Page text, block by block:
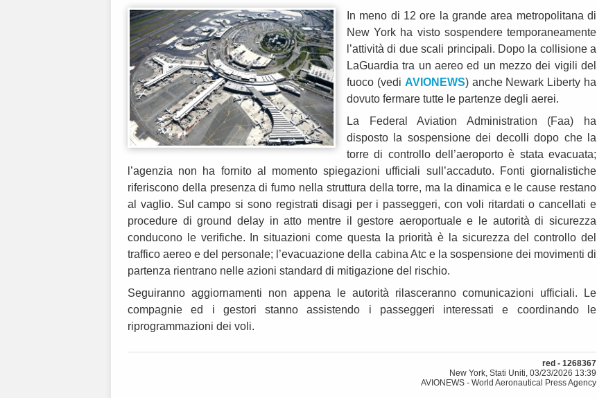
In meno di 12 ore la grande area metropolitana di
New York ha visto sospendere temporaneamente
l’attività di due scali principali. Dopo la collisione a
LaGuardia tra un aereo ed un mezzo dei vigili del
fuoco (vedi AVIONEWS) anche Newark Liberty ha
dovuto fermare tutte le partenze degli aerei.
La Federal Aviation Administration (Faa) ha
disposto la sospensione dei decolli dopo che la
torre di controllo dell’aeroporto è stata evacuata;
l’agenzia non ha fornito al momento spiegazioni ufficiali sull’accaduto. Fonti giornalistiche
riferiscono della presenza di fumo nella struttura della torre, ma la dinamica e le cause restano
al vaglio. Sul campo si sono registrati disagi per i passeggeri, con voli ritardati o cancellati e
procedure di ground delay in atto mentre il gestore aeroportuale e le autorità di sicurezza
conducono le verifiche. In situazioni come questa la priorità è la sicurezza del controllo del
traffico aereo e del personale; l’evacuazione della cabina Atc e la sospensione dei movimenti di
partenza rientrano nelle azioni standard di mitigazione del rischio.
Seguiranno aggiornamenti non appena le autorità rilasceranno comunicazioni ufficiali. Le
compagnie ed i gestori stanno assistendo i passeggeri interessati e coordinando le
riprogrammazioni dei voli.
red - 1268367
New York, Stati Uniti, 03/23/2026 13:39
AVIONEWS - World Aeronautical Press Agency